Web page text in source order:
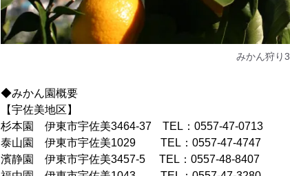
みかん狩り3
◆みかん園概要
【宇佐美地区】
杉本園 伊東市宇佐美3464-37 TEL：0557-47-0713
泰山園 伊東市宇佐美1029 TEL：0557-47-4747
濱静園 伊東市宇佐美3457-5 TEL：0557-48-8407